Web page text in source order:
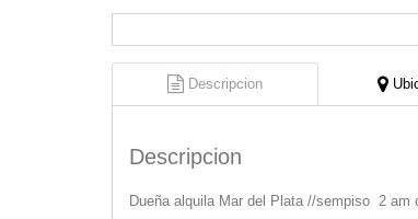
Descripcion
Descripcion
Dueña alquila Mar del Plata //sempiso 2